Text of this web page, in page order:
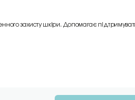
захисту шкіри. Допомагає